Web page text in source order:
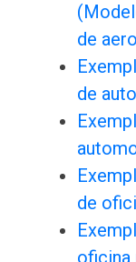
de
de
de
oficina